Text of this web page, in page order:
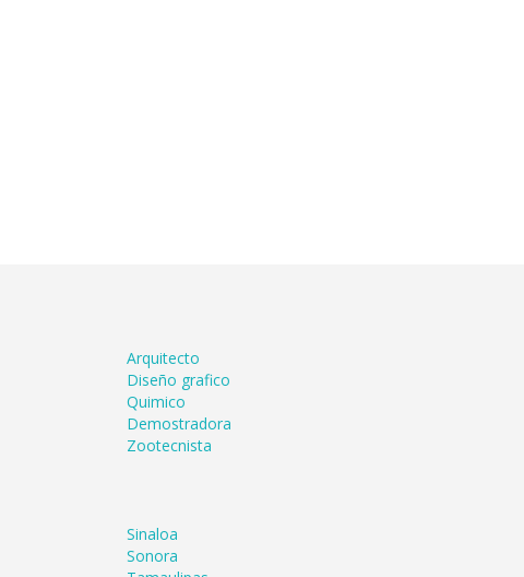
Arquitecto
Diseño grafico
Quimico
Demostradora
Zootecnista
Sinaloa
Sonora